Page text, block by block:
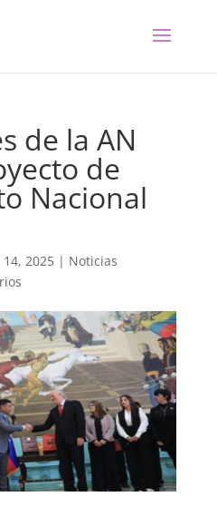
de la AN
de
Nacional
14, 2025| Noticias